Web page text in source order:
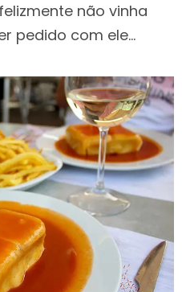
não vinha
pedido com ele…